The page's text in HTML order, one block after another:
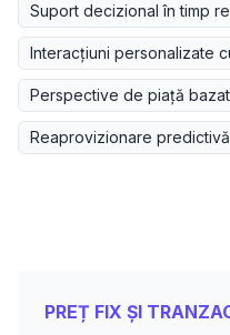
Suport decizional în timp
Interacțiuni personalizate
Perspective de piață
Reaprovizionare
PREȚ FIX ȘI